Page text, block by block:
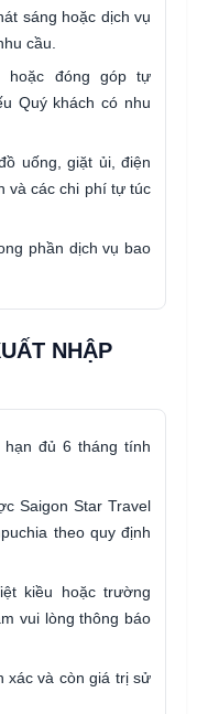
sáng hoặc dịch vụ
cầu.
hoặc đóng góp tự
Quý khách có nhu
uống, giặt ủi, điện
và các chi phí tự túc
phần dịch vụ bao
NHẬP
đủ 6 tháng tính
Saigon Star Travel
theo quy định
kiều hoặc trường
vui lòng thông báo
xác và còn giá trị sử